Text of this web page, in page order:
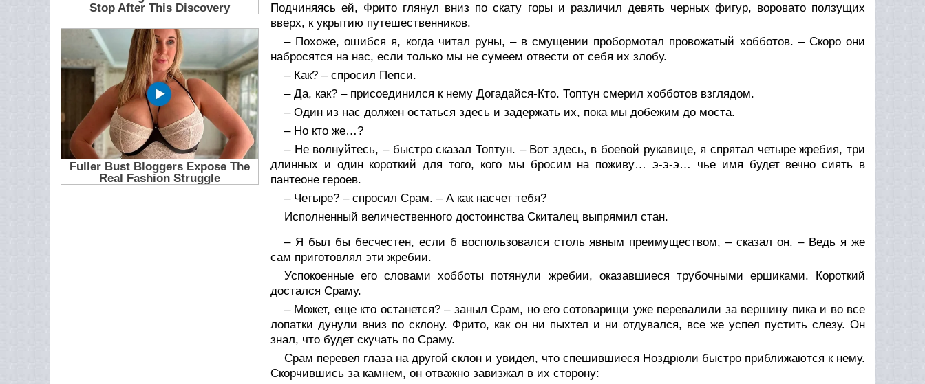
Подчиняясь ей, Фрито глянул вниз по скату горы и различил девять черных фигур, воровато ползущих
вверх, к укрытию путешественников.
– Похоже, ошибся я, когда читал руны, – в смущении пробормотал провожатый хобботов. – Скоро они
набросятся на нас, если только мы не сумеем отвести от себя их злобу.
– Как? – спросил Пепси.
– Да, как? – присоединился к нему Догадайся-Кто. Топтун смерил хобботов взглядом.
– Один из нас должен остаться здесь и задержать их, пока мы добежим до моста.
– Но кто же…?
– Не волнуйтесь, – быстро сказал Топтун. – Вот здесь, в боевой рукавице, я спрятал четыре жребия, три
длинных и один короткий для того, кого мы бросим на поживу… э-э-э… чье имя будет вечно сиять в
пантеоне героев.
– Четыре? – спросил Срам. – А как насчет тебя?
Исполненный величественного достоинства Скиталец выпрямил стан.
– Я был бы бесчестен, если б воспользовался столь явным преимуществом, – сказал он. – Ведь я же
сам приготовлял эти жребии.
Успокоенные его словами хобботы потянули жребии, оказавшиеся трубочными ершиками. Короткий
достался Сраму.
– Может, еще кто останется? – заныл Срам, но его сотоварищи уже перевалили за вершину пика и во все
лопатки дунули вниз по склону. Фрито, как он ни пыхтел и ни отдувался, все же успел пустить слезу. Он
знал, что будет скучать по Сраму.
Срам перевел глаза на другой склон и увидел, что спешившиеся Ноздрюли быстро приближаются к нему.
Скорчившись за камнем, он отважно завизжал в их сторону: